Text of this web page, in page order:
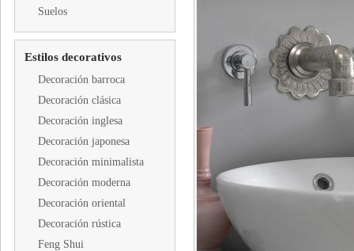
Suelos
Estilos decorativos
Decoración barroca
Decoración clásica
Decoración inglesa
Decoración japonesa
Decoración minimalista
Decoración moderna
Decoración oriental
Decoración rústica
Feng Shui